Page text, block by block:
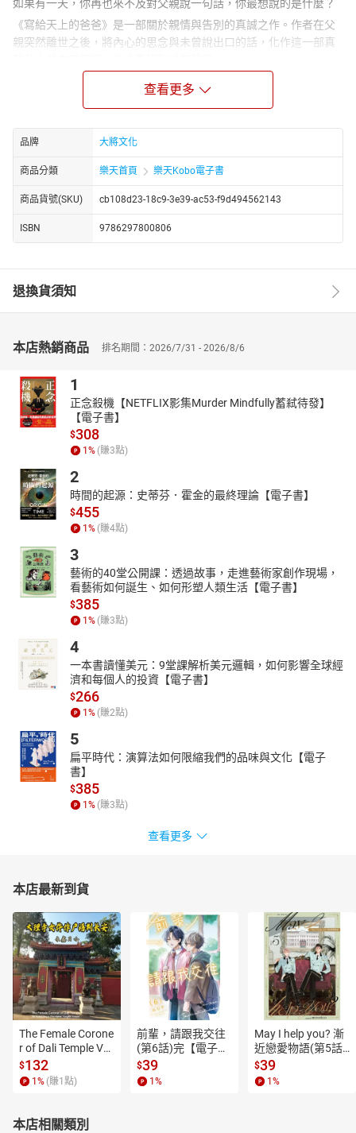
如果有一天，你再也來不及對父親說一句話，你最想說的是什麼？
《寫給天上的爸爸》是一部關於親情與告別的真誠之作。作者在父
親突然離世之後，將內心的思念與未曾說出口的話，化作這一部真
故事起點是一段珍貴的旅程。2019年，作者陪同父母前往紐西蘭展
開為期十二天的自駕旅行。在那段難得的相處時光裡，他第一次真
出的愛與責任。
原本構思為旅行記錄的本書，最終發展為一部充滿情感的個人書
寫。作者以細膩筆觸回望從童年到成年的點滴相處，將那些看似平
凡卻無比珍貴的瞬間，珍藏於字裡行間。
來得及的時候，多陪伴、多傾聽、多說一句愛吧。
梁晉榮（金龍）
梁晉榮（金龍），文字與聲音媒體人，曾擔任八年文字記者，後來
2025年也獲得吉打十大傑出獎（個人成就與自我成長），獲頒金星
總會長、明星講師。曾出版多張個人與星星合輯專輯及兩本《金龍
上菜》食譜。
他以聲音陪伴世界，卻用這本書，完成一段來不及說再見的父子時
查看更多
品牌 大將文化
商品分類 樂天首頁 樂天Kobo電子書
商品貨號(SKU) cb108d23-18c9-3e39-ac53-f9d494562143
ISBN 9786297800806
退換貨須知
本店熱銷商品 排名期間：2026/7/31 - 2026/8/6
1
正念殺機【NETFLIX影集Murder Mindfully蓄弒待發】
【電子書】
$308
1 % (賺3點)
2
時間的起源：史蒂芬．霍金的最終理論【電子書】
$455
1 % (賺4點)
3
藝術的40堂公開課：透過故事，走進藝術家創作現場，
看藝術如何誕生、如何形塑人類生活【電子書】
$385
1 % (賺3點)
4
一本書讀懂美元：9堂課解析美元邏輯，如何影響全球經
濟和每個人的投資【電子書】
$266
1 % (賺2點)
5
扁平時代：演算法如何限縮我們的品味與文化【電子
書】
$385
1 % (賺3點)
查看更多
本店最新到貨
The Female Corone
r of Dali Temple Vo
l.6【有聲書】
$132
1 % (賺1 點)
前輩，請跟我交往
(第6話)完【電子
書】
$39
1 %
May I help you? 漸
近戀愛物語(第5話)
【電子書】
$39
1 %
本店相關類別